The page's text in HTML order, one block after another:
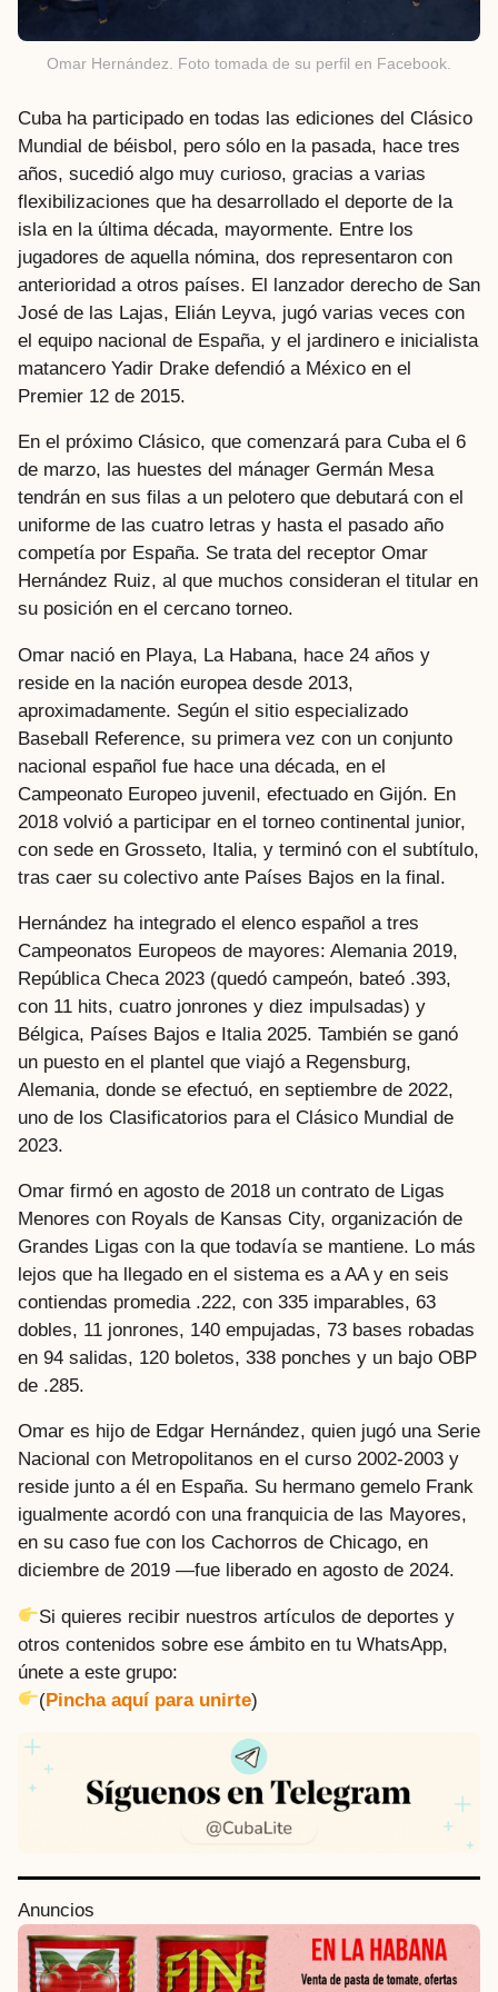
Omar Hernández. Foto tomada de su perfil en Facebook.
Cuba ha participado en todas las ediciones del Clásico
Mundial de béisbol, pero sólo en la pasada, hace tres
años, sucedió algo muy curioso, gracias a varias
flexibilizaciones que ha desarrollado el deporte de la
isla en la última década, mayormente. Entre los
jugadores de aquella nómina, dos representaron con
anterioridad a otros países. El lanzador derecho de San
José de las Lajas, Elián Leyva, jugó varias veces con
el equipo nacional de España, y el jardinero e inicialista
matancero Yadir Drake defendió a México en el
Premier 12 de 2015.
En el próximo Clásico, que comenzará para Cuba el 6
de marzo, las huestes del mánager Germán Mesa
tendrán en sus filas a un pelotero que debutará con el
uniforme de las cuatro letras y hasta el pasado año
competía por España. Se trata del receptor Omar
Hernández Ruiz, al que muchos consideran el titular en
su posición en el cercano torneo.
Omar nació en Playa, La Habana, hace 24 años y
reside en la nación europea desde 2013,
aproximadamente. Según el sitio especializado
Baseball Reference, su primera vez con un conjunto
nacional español fue hace una década, en el
Campeonato Europeo juvenil, efectuado en Gijón. En
2018 volvió a participar en el torneo continental junior,
con sede en Grosseto, Italia, y terminó con el subtítulo,
tras caer su colectivo ante Países Bajos en la final.
Hernández ha integrado el elenco español a tres
Campeonatos Europeos de mayores: Alemania 2019,
República Checa 2023 (quedó campeón, bateó .393,
con 11 hits, cuatro jonrones y diez impulsadas) y
Bélgica, Países Bajos e Italia 2025. También se ganó
un puesto en el plantel que viajó a Regensburg,
Alemania, donde se efectuó, en septiembre de 2022,
uno de los Clasificatorios para el Clásico Mundial de
2023.
Omar firmó en agosto de 2018 un contrato de Ligas
Menores con Royals de Kansas City, organización de
Grandes Ligas con la que todavía se mantiene. Lo más
lejos que ha llegado en el sistema es a AA y en seis
contiendas promedia .222, con 335 imparables, 63
dobles, 11 jonrones, 140 empujadas, 73 bases robadas
en 94 salidas, 120 boletos, 338 ponches y un bajo OBP
de .285.
Omar es hijo de Edgar Hernández, quien jugó una Serie
Nacional con Metropolitanos en el curso 2002-2003 y
reside junto a él en España. Su hermano gemelo Frank
igualmente acordó con una franquicia de las Mayores,
en su caso fue con los Cachorros de Chicago, en
diciembre de 2019 —fue liberado en agosto de 2024.
Si quieres recibir nuestros artículos de deportes y
otros contenidos sobre ese ámbito en tu WhatsApp,
únete a este grupo:
(Pincha aquí para unirte)
Anuncios
P
o
s